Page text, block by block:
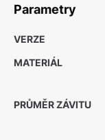
Parametry
VERZE
MATERIÁL
PRŮMĚR ZÁVITU